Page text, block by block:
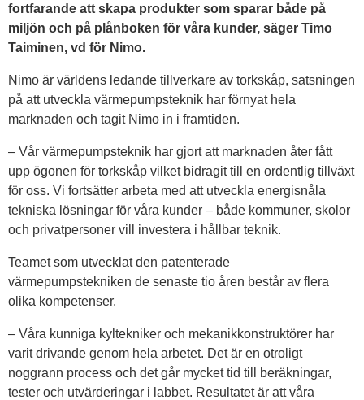
fortfarande att skapa produkter som sparar både på
miljön och på plånboken för våra kunder, säger Timo
Taiminen, vd för Nimo.
Nimo är världens ledande tillverkare av torkskåp, satsningen
på att utveckla värmepumpsteknik har förnyat hela
marknaden och tagit Nimo in i framtiden.
– Vår värmepumpsteknik har gjort att marknaden åter fått
upp ögonen för torkskåp vilket bidragit till en ordentlig tillväxt
för oss. Vi fortsätter arbeta med att utveckla energisnåla
tekniska lösningar för våra kunder – både kommuner, skolor
och privatpersoner vill investera i hållbar teknik.
Teamet som utvecklat den patenterade
värmepumpstekniken de senaste tio åren består av flera
olika kompetenser.
– Våra kunniga kyltekniker och mekanikkonstruktörer har
varit drivande genom hela arbetet. Det är en otroligt
noggrann process och det går mycket tid till beräkningar,
tester och utvärderingar i labbet. Resultatet är att våra